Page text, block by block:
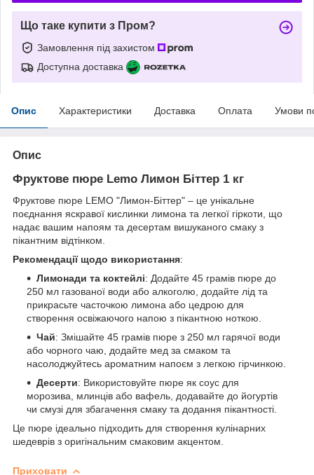
Що таке купити з Пром?
Замовлення під захистом
Доступна доставка
Опис Характеристики Доставка Оплата Умови
Опис
Фруктове пюре Lemo Лимон Біттер 1 кг
Фруктове пюре LEMO "Лимон-Біттер" – це унікальне
поєднання яскравої кислинки лимона та легкої гіркоти, що
надає вашим напоям та десертам вишуканого смаку з
пікантним відтінком.
Рекомендації щодо використання:
Лимонади та коктейлі: Додайте 45 грамів пюре до
250 мл газованої води або алкоголю, додайте лід та
прикрасьте часточкою лимона або цедрою для
створення освіжаючого напою з пікантною ноткою.
Чай: Змішайте 45 грамів пюре з 250 мл гарячої води
або чорного чаю, додайте мед за смаком та
насолоджуйтесь ароматним напоєм з легкою гірчинкою.
Десерти: Використовуйте пюре як соус для
морозива, млинців або вафель, додавайте до йогуртів
чи смузі для збагачення смаку та додання пікантності.
Це пюре ідеально підходить для створення кулінарних
шедеврів з оригінальним смаковим акцентом.
Приховати